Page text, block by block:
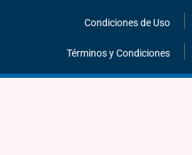
Condiciones de Uso
Términos y Condiciones